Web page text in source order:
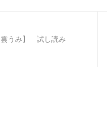
うみ】 試し読み